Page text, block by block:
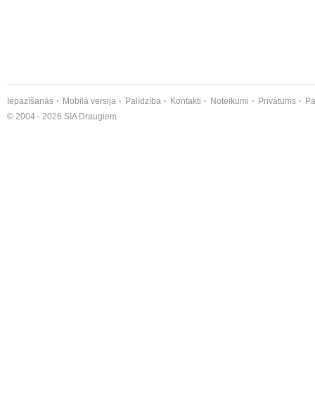
Iepazīšanās Mobilā versija Palīdzība Kontakti Noteikumi Privātums
© 2004 - 2026 SIA Draugiem